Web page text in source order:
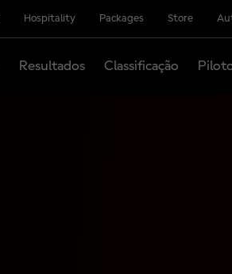
Hospitality Packages Store
Resultados Classificação